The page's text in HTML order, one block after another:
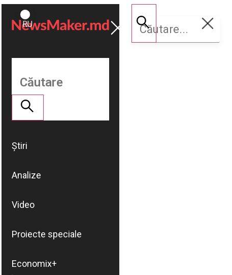
ROMÂNĂ
RU
Susține
NM
Știri
Analize
Video
Proiecte speciale
Economix+